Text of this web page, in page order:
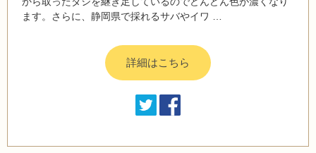
ます。さらに、静岡県で採れるサバやイワ …
詳細はこちら